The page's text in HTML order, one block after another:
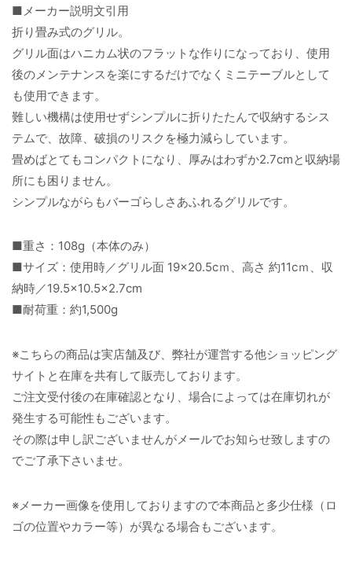
■メーカー説明文引用
折り畳み式のグリル。
グリル面はハニカム状のフラットな作りになっており、使用
後のメンテナンスを楽にするだけでなくミニテーブルとして
も使用できます。
難しい機構は使用せずシンプルに折りたたんで収納するシス
テムで、故障、破損のリスクを極力減らしています。
畳めばとてもコンパクトになり、厚みはわずか2.7cmと収納場
所にも困りません。
シンプルながらもバーゴらしさあふれるグリルです。
■重さ：108g（本体のみ）
■サイズ：使用時／グリル面 19×20.5cｍ、高さ 約11cｍ、収
納時／19.5×10.5×2.7cm
■耐荷重：約1,500g
※こちらの商品は実店舗及び、弊社が運営する他ショッピング
サイトと在庫を共有して販売しております。
ご注文受付後の在庫確認となり、場合によっては在庫切れが
発生する可能性もございます。
その際は申し訳ございませんがメールでお知らせ致しますの
でご了承下さいませ。
※メーカー画像を使用しておりますので本商品と多少仕様（ロ
ゴの位置やカラー等）が異なる場合もございます。